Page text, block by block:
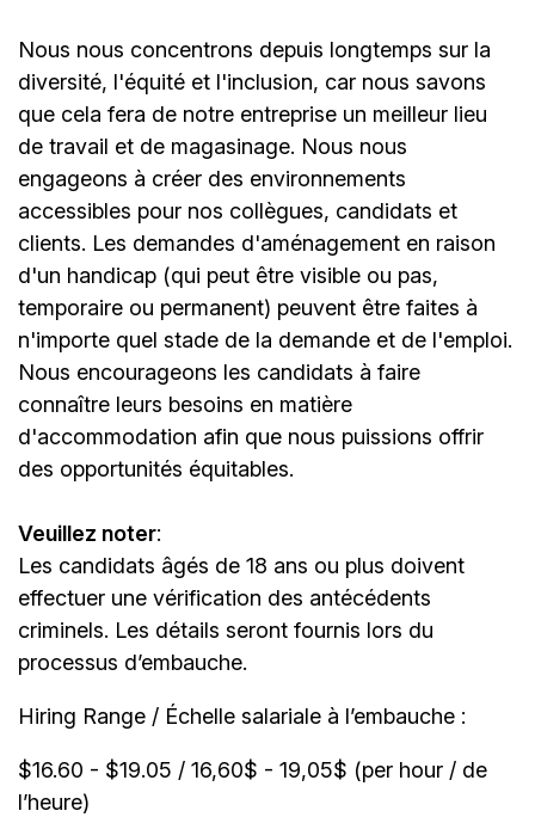
Nous nous concentrons depuis longtemps sur la
diversité, l'équité et l'inclusion, car nous savons
que cela fera de notre entreprise un meilleur lieu
de travail et de magasinage. Nous nous
engageons à créer des environnements
accessibles pour nos collègues, candidats et
clients. Les demandes d'aménagement en raison
d'un handicap (qui peut être visible ou pas,
temporaire ou permanent) peuvent être faites à
n'importe quel stade de la demande et de l'emploi.
Nous encourageons les candidats à faire
connaître leurs besoins en matière
d'accommodation afin que nous puissions offrir
des opportunités équitables.
Veuillez noter:
Les candidats âgés de 18 ans ou plus doivent
effectuer une vérification des antécédents
criminels. Les détails seront fournis lors du
processus d’embauche.
Hiring Range / Échelle salariale à l’embauche :
$16.60 - $19.05 / 16,60$ - 19,05$ (per hour / de
l’heure)